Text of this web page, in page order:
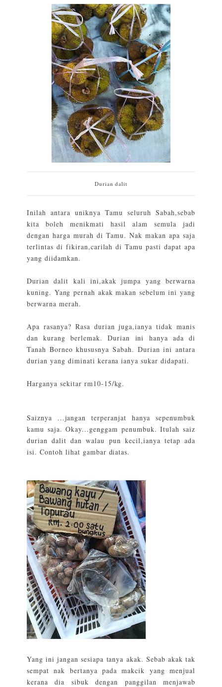
Durian dalit
Inilah antara uniknya Tamu seluruh Sabah,sebab
kita boleh menikmati hasil alam semula jadi
dengan harga murah di Tamu. Nak makan apa saja
terlintas di fikiran,carilah di Tamu pasti dapat apa
yang diidamkan.
Durian dalit kali ini,akak jumpa yang berwarna
kuning. Yang pernah akak makan sebelum ini yang
berwarna merah.
Apa rasanya? Rasa durian juga,ianya tidak manis
dan kurang berlemak. Durian ini hanya ada di
Tanah Borneo khususnya Sabah. Durian ini antara
durian yang diminati kerana ianya sukar didapati.
Harganya sekitar rm10-15/kg.
Saiznya ...jangan terperanjat hanya sepenumbuk
kamu saja. Okay...genggam penumbuk. Itulah saiz
durian dalit dan walau pun kecil,ianya tetap ada
isi. Contoh lihat gambar diatas.
Yang ini jangan sesiapa tanya akak. Sebab akak tak
sempat nak bertanya pada makcik yang menjual
kerana dia sibuk dengan panggilan menjawab